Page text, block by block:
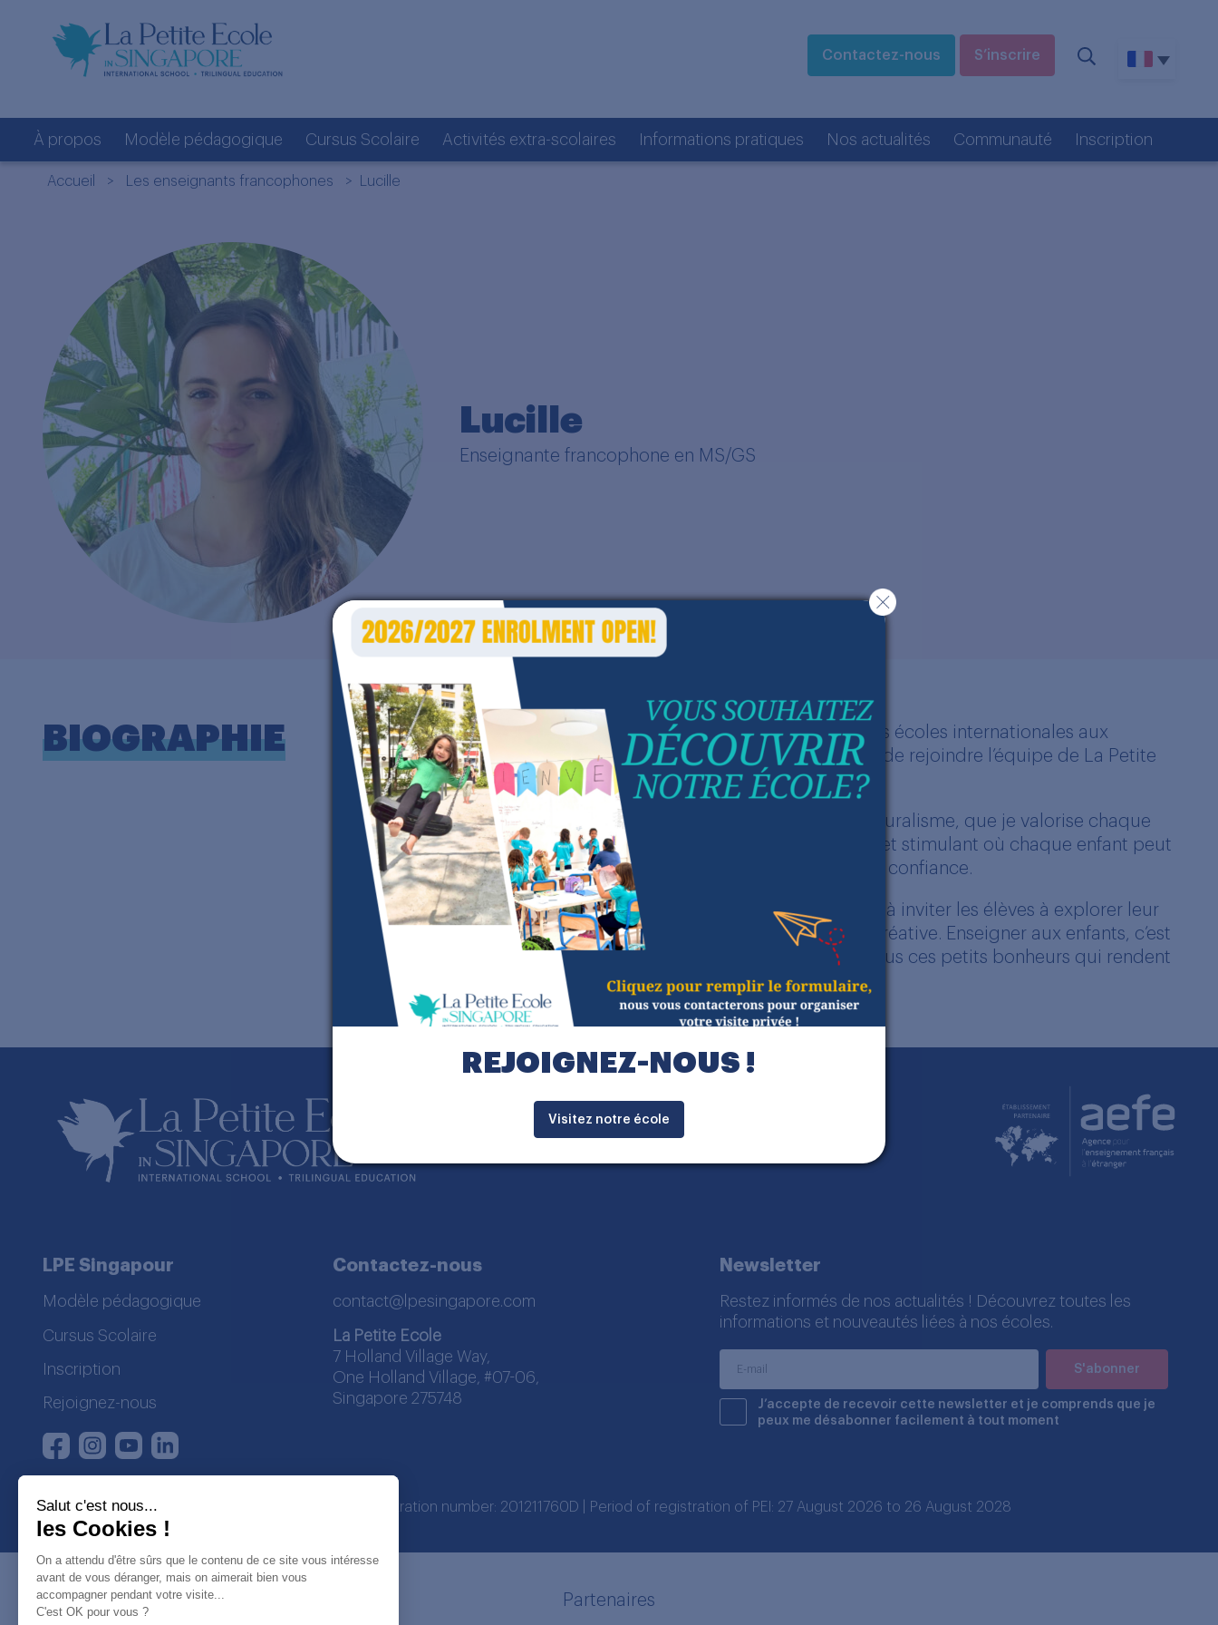
Contactez-nous S’inscrire
À propos Modèle pédagogique Cursus Scolaire Activités extra-scolaires Informations pratiques Nos actualités Communauté Inscription
Accueil > Les enseignants francophones > Lucille
Lucille
Enseignante francophone en MS/GS
BIOGRAPHIE
Installée en Asie depuis cinq ans, j’ai enseigné dans plusieurs écoles internationales aux
approches pédagogiques variées. Aujourd’hui, je suis ravie de rejoindre l’équipe de La Petite
École et d’intégrer la classe trilingue de MS-GS.
J’accorde une grande importance à l’interculturalité et au pluralisme, que je valorise chaque
jour dans ma classe. Mon objectif : offrir un cadre rassurant et stimulant où chaque enfant peut
grandir à son rythme, s’exprimer librement et développer sa confiance.
Passionnée par l’art sous toutes ses formes, je prends plaisir à inviter les élèves à explorer leur
imagination et à découvrir différents moyens d’expression créative. Enseigner aux enfants, c’est
partager au quotidien leur curiosité, leur spontanéité… et tous ces petits bonheurs qui rendent
chaque journée unique!
LPE Singapour
Modèle pédagogique
Cursus Scolaire
Inscription
Rejoignez-nous
FacebookInstagram
Youtube
Contactez-nous
contact@lpesingapore.com
La Petite Ecole
7 Holland Village Way,
One Holland Village, #07-06,
Singapore 275748
Newsletter
Restez informés de nos actualités ! Découvrez toutes les
informations et nouveautés liées à nos écoles.
J’accepte de recevoir cette newsletter et je comprends que je
peux me désabonner facilement à tout moment
La Petite Ecole | SDWA registration number: 201211760D | Period of registration of PEI: 27 August 2026 to 26 August 2028
Partenaires
Salut c'est nous...
les Cookies !
On a attendu d'être sûrs que le contenu de ce site vous intéresse
avant de vous déranger, mais on aimerait bien vous
accompagner pendant votre visite...
C'est OK pour vous ?
REJOIGNEZ-NOUS !
Visitez notre école